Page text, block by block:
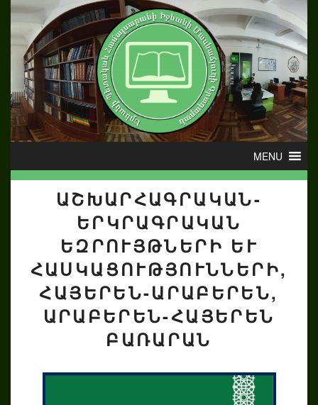
ԱՇԽԱՐՀԱԳՐԱԿԱՆ-
ԵՐԿՐԱԳՐԱԿԱՆ
ԵԶՐՈՒՅԹՆԵՐԻ ԵՒ Հ
ԱՍԿԱՑՈՒԹՅՈՒՆՆԵՐԻ, Հ
ԱՅԵՐԵՆ-ԱՐԱԲԵՐԵՆ, Ա
ՐԱԲԵՐԵՆ-ՀԱՅԵՐԵՆ Բ
ԱՌԱՐԱՆ